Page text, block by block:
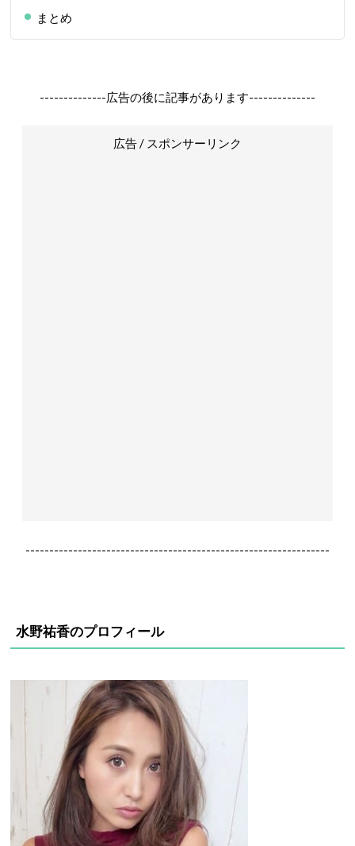
まとめ
--------------広告の後に記事があります--------------
広告 / スポンサーリンク
----------------------------------------------------------------
水野祐香のプロフィール